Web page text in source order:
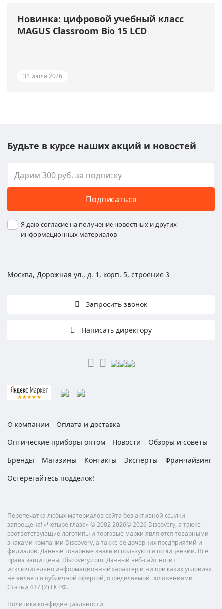
Новинка: цифровой учебный класс
MAGUS Classroom Bio 15 LCD
31 июля 2026
Будьте в курсе наших акций и новостей
Подписаться
Я даю согласие на получение новостных и других
информационных материалов
Москва, Дорожная ул., д. 1, корп. 5, строение 3
Запросить звонок
Написать директору
О компании
Оплата и доставка
Оптические приборы оптом
Новости
Обзоры и советы
Бренды
Магазины Контакты Эксперты
Франчайзинг
Остерегайтесь подделок!
Перепечатка любых материалов сайта без активной ссылки
запрещена! «Четыре глаза» © 2002-2026© 2026 Discovery, а также
соответствующие логотипы и торговые марки являются товарными
знаками компании Discovery, а также ее дочерних предприятий и
филиалов. Данные товарные знаки используются по лицензии. Все
права защищены. Discovery.com. Данный веб-сайт носит
исключительно информационный характер и ни при каких условиях
не является публичной офертой, определяемой положениями
Статьи 437 (2) ГК РФ.
Политика конфиденциальности